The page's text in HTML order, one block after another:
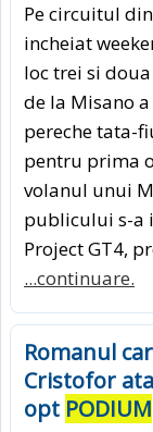
Pe circuitul
incheiat
loc trei si
de la Misano
pereche tata-
pentru prima
volanul unui
publicului s-a
Project GT4,
...continuare.
Romanul
Cristofor
opt PODIUM